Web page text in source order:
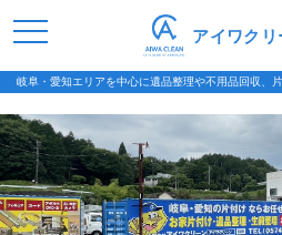
岐阜・愛知エリアを中心に遺品整理や不用品回収、
アイワクリ